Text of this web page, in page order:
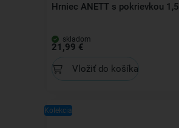
Hrniec ANETT s pokrievkou 1,5 l
skladom
21,99 €
Vložiť do košíka
Kolekcia